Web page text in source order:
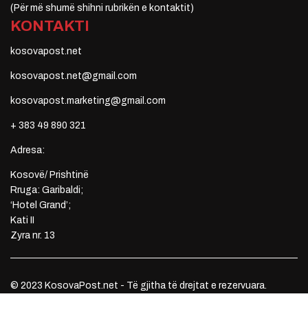
(Për më shumë shihni rubrikën e kontaktit)
KONTAKTI
kosovapost.net
kosovapost.net@gmail.com
kosovapost.marketing@gmail.com
+ 383 49 890 321
Adresa:
Kosovë/ Prishtinë
Rruga: Garibaldi;
‘Hotel Grand’;
Kati II
Zyra nr. 13
© 2023 KosovaPost.net - Të gjitha të drejtat e rezervuara.